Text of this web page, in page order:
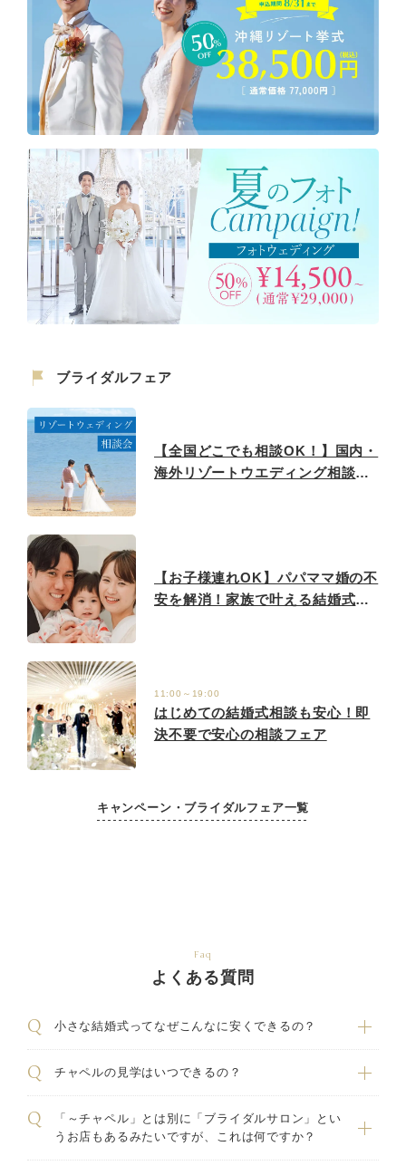
ブライダルフェア
【全国どこでも相談OK！】国内・
海外リゾートウエディング相談フ
【お子様連れOK】パパママ婚の不
安を解消！家族で叶える結婚式相
11:00～19:00
はじめての結婚式相談も安心！即
決不要で安心の相談フェア
キャンペーン・ブライダルフェア一覧
Faq
よくある質問
小さな結婚式ってなぜこんなに安くできるの？
チャペルの見学はいつできるの？
「～チャペル」とは別に「ブライダルサロン」とい
うお店もあるみたいですが、これは何ですか？